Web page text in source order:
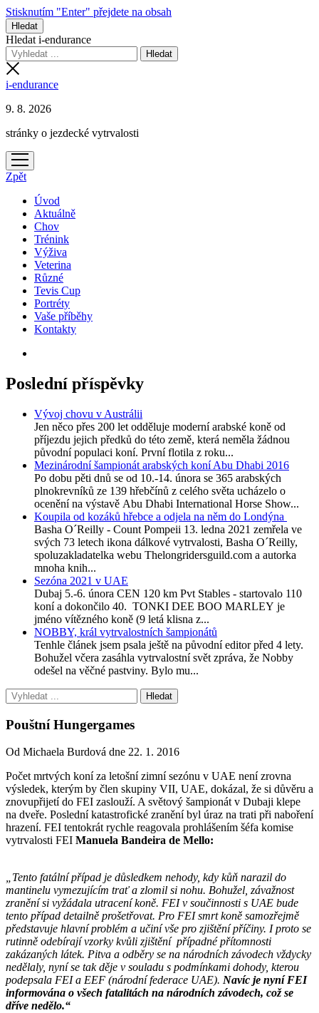
Stisknutím "Enter" přejdete na obsah
Hledat
Hledat i-endurance
i-endurance
9. 8. 2026
stránky o jezdecké vytrvalosti
otevřít
menu
Zpět
Úvod
Aktuálně
Chov
Trénink
Výživa
Veterina
Různé
Tevis Cup
Portréty
Vaše příběhy
Kontakty
Poslední příspěvky
Vývoj chovu v Austrálii
Jen něco přes 200 let odděluje moderní arabské koně od
příjezdu jejich předků do této země, která neměla žádnou
původní populaci koní. První flotila z roku...
Mezinárodní šampionát arabských koní Abu Dhabi 2016
Po dobu pěti dnů se od 10.-14. února se 365 arabských
plnokrevníků ze 139 hřebčínů z celého světa ucházelo o
ocenění na výstavě Abu Dhabi International Horse Show...
Koupila od kozáků hřebce a odjela na něm do Londýna
Basha O´Reilly - Count Pompeii 13. ledna 2021 zemřela ve
svých 73 letech ikona dálkové vytrvalosti, Basha O´Reilly,
spoluzakladatelka webu Thelongridersguild.com a autorka
mnoha knih...
Sezóna 2021 v UAE
Dubaj 5.-6. února CEN 120 km Pvt Stables - startovalo 110
koní a dokončilo 40. TONKI DEE BOO MARLEY je
jméno vítězného koně (9 letá klisna z...
NOBBY, král vytrvalostních šampionátů
Tenhle článek jsem psala ještě na původní editor před 4 lety.
Bohužel včera zasáhla vytrvalostní svět zpráva, že Nobby
odešel na věčné pastviny. Bylo mu...
Pouštní Hungergames
Od Michaela Burdová dne 22. 1. 2016
Počet mrtvých koní za letošní zimní sezónu v UAE není zrovna
výsledek, kterým by člen skupiny VII, UAE, dokázal, že si důvěru a
znovupřijetí do FEI zaslouží. A světový šampionát v Dubaji klepe
na dveře. Poslední katastrofické zranění byl úraz na trati při naboření
hrazení. FEI tentokrát rychle reagovala prohlášením šéfa komise
vytrvalosti FEI Manuela Bandeira de Mello:
„Tento fatální případ je důsledkem nehody, kdy kůň narazil do
mantinelu vymezujícím trať a zlomil si nohu. Bohužel, závažnost
zranění si vyžádala utracení koně. FEI v součinnosti s UAE bude
tento případ detailně prošetřovat. Pro FEI smrt koně samozřejmě
představuje hlavní problém a učiní vše pro zjištění příčiny. I proto se
rutinně odebírají vzorky kvůli zjištění případné přítomnosti
zakázaných látek. Pitva a odběry se na národních závodech vždycky
nedělaly, nyní se tak děje v souladu s podmínkami dohody, kterou
podepsala FEI a EEF (národní federace UAE). Navíc je nyní FEI
informována o všech fatalitách na národních závodech, což se
dříve nedělo.“